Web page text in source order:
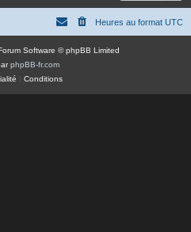
Heures au format UTC
Software © phpBB Limited
phpBB-fr.com
Conditions